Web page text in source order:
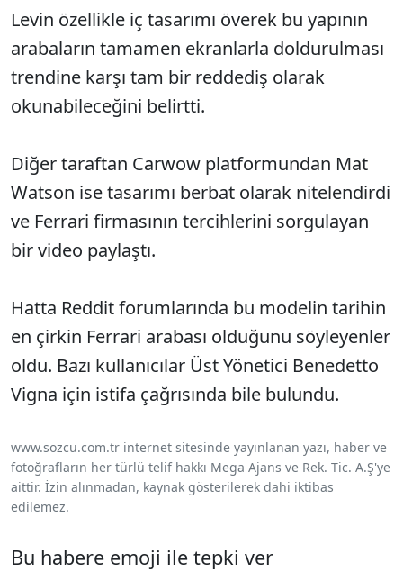
Levin özellikle iç tasarımı överek bu yapının
arabaların tamamen ekranlarla doldurulması
trendine karşı tam bir reddediş olarak
okunabileceğini belirtti.
Diğer taraftan Carwow platformundan Mat
Watson ise tasarımı berbat olarak nitelendirdi
ve Ferrari firmasının tercihlerini sorgulayan
bir video paylaştı.
Hatta Reddit forumlarında bu modelin tarihin
en çirkin Ferrari arabası olduğunu söyleyenler
oldu. Bazı kullanıcılar Üst Yönetici Benedetto
Vigna için istifa çağrısında bile bulundu.
www.sozcu.com.tr internet sitesinde yayınlanan yazı, haber ve
fotoğrafların her türlü telif hakkı Mega Ajans ve Rek. Tic. A.Ş'ye
aittir. İzin alınmadan, kaynak gösterilerek dahi iktibas
edilemez.
Bu habere emoji ile tepki ver